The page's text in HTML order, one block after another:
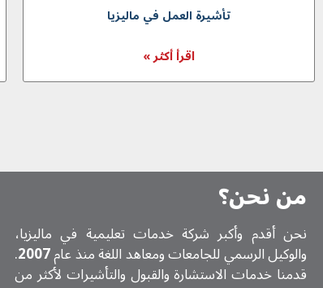
تأشيرة العمل في ماليزيا
اقرأ أكثر »
من نحن؟
نحن أقدم وأكبر شركة خدمات تعلیمیة في ماليزيا،
والوكيل الرسمي للجامعات ومعاهد اللغة منذ عام2007
.
قدمنا خدمات الاستشارة والقبول والتأشيرات لأكثر من